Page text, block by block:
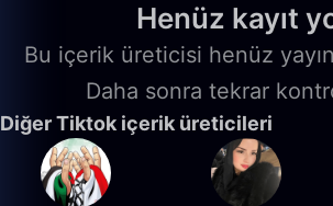
Henüz kayıt
Bu içerik üreticisi henüz
Daha sonra tekrar
Diğer Tiktok içerik üreticileri